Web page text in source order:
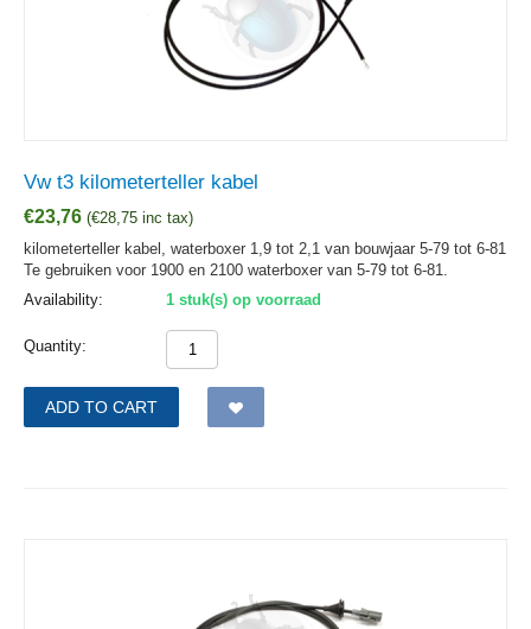
Vw t3 kilometerteller kabel
€23,76 (€28,75 inc tax)
kilometerteller kabel, waterboxer 1,9 tot 2,1 van bouwjaar 5-79 tot 6-81
Te gebruiken voor 1900 en 2100 waterboxer van 5-79 tot 6-81.
Availability:
1 stuk(s) op voorraad
Quantity:
ADD TO CART